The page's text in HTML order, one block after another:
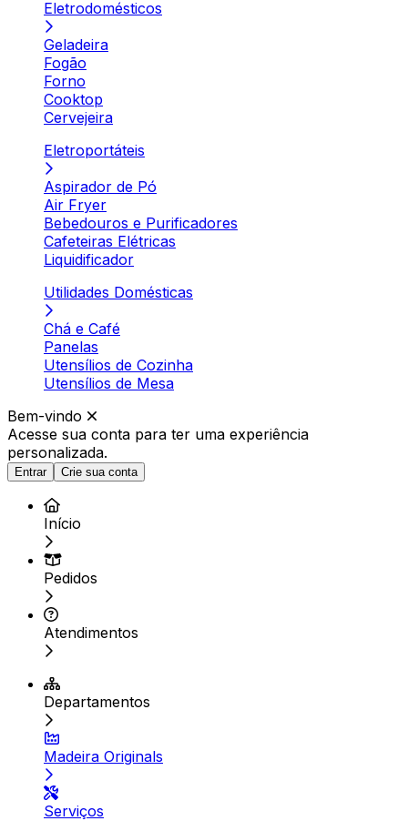
Eletrodomésticos
Geladeira
Fogão
Forno
Cooktop
Cervejeira
Eletroportáteis
Aspirador de Pó
Air Fryer
Bebedouros e Purificadores
Cafeteiras Elétricas
Liquidificador
Utilidades Domésticas
Chá e Café
Panelas
Utensílios de Cozinha
Utensílios de Mesa
Bem-vindo
Acesse sua conta para ter uma experiência
personalizada.
Entrar Crie sua conta
Início
Pedidos
Atendimentos
Departamentos
Madeira Originals
Serviços